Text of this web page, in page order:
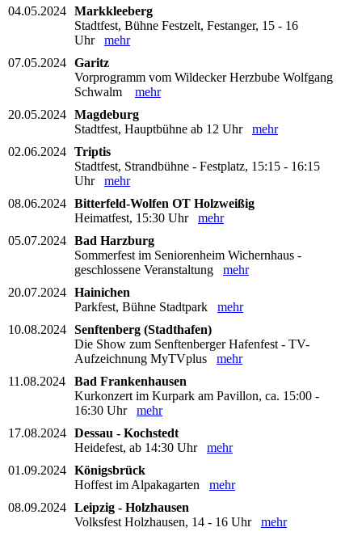
04.05.2024 Markkleeberg
Stadtfest, Bühne Festzelt, Festanger, 15 - 16
Uhr mehr
07.05.2024 Garitz
Vorprogramm vom Wildecker Herzbube Wolfgang
Schwalm mehr
20.05.2024 Magdeburg
Stadtfest, Hauptbühne ab 12 Uhr mehr
02.06.2024 Triptis
Stadtfest, Strandbühne - Festplatz, 15:15 - 16:15
Uhr mehr
08.06.2024 Bitterfeld-Wolfen OT Holzweißig
Heimatfest, 15:30 Uhr mehr
05.07.2024 Bad Harzburg
Sommerfest im Seniorenheim Wichernhaus -
geschlossene Veranstaltung mehr
20.07.2024 Hainichen
Parkfest, Bühne Stadtpark mehr
10.08.2024 Senftenberg (Stadthafen)
Die Show zum Senftenberger Hafenfest - TV-
Aufzeichnung MyTVplus mehr
11.08.2024
Bad Frankenhausen
Kurkonzert im Kurpark am Pavillon, ca. 15:00 -
16:30 Uhr mehr
17.08.2024 Dessau - Kochstedt
Heidefest, ab 14:30 Uhr mehr
01.09.2024 Königsbrück
Hoffest im Alpakagarten mehr
08.09.2024 Leipzig - Holzhausen
Volksfest Holzhausen, 14 - 16 Uhr mehr